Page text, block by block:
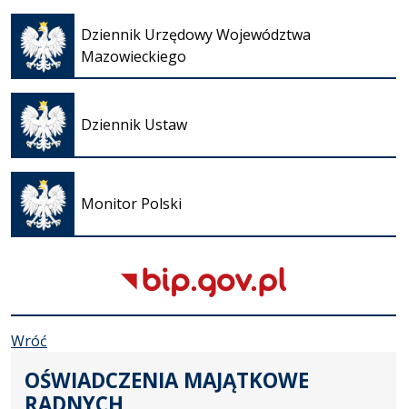
Dziennik Urzędowy Województwa
Mazowieckiego
Otwiera
się w
nowej
karcie
Dziennik Ustaw
Otwiera
się w
nowej
karcie
Monitor Polski
Otwiera
się w
nowej
karcie
Wróć
OŚWIADCZENIA MAJĄTKOWE